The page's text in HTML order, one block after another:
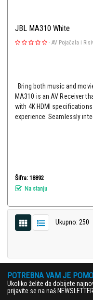
JBL MA310 White
- AV Pojačala i
Bring both music and
MA310 is an AV Receiver
with 4K HDMI
experience. Seamlessly
Šifra: 18892
Na stanju
Ukupno: 250
POTREBNA VAM JE
Ukoliko želite da dobijete
prijavite se na naš